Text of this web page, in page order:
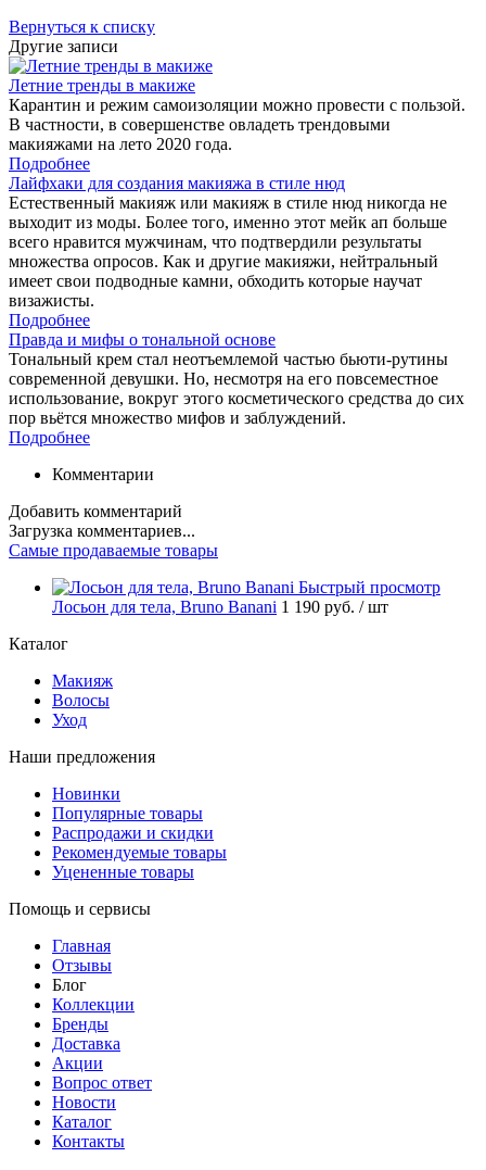
Вернуться к списку
Другие записи
Летние тренды в макиже
Карантин и режим самоизоляции можно провести с пользой.
В частности, в совершенстве овладеть трендовыми
макияжами на лето 2020 года.
Подробнее
Лайфхаки для создания макияжа в стиле нюд
Естественный макияж или макияж в стиле нюд никогда не
выходит из моды. Более того, именно этот мейк ап больше
всего нравится мужчинам, что подтвердили результаты
множества опросов. Как и другие макияжи, нейтральный
имеет свои подводные камни, обходить которые научат
визажисты.
Подробнее
Правда и мифы о тональной основе
Тональный крем стал неотъемлемой частью бьюти-рутины
современной девушки. Но, несмотря на его повсеместное
использование, вокруг этого косметического средства до сих
пор вьётся множество мифов и заблуждений.
Подробнее
Комментарии
Добавить комментарий
Загрузка комментариев...
Самые продаваемые товары
Быстрый просмотр
Лосьон для тела, Bruno Banani 1 190 руб. / шт
Каталог
Макияж
Волосы
Уход
Наши предложения
Новинки
Популярные товары
Распродажи и скидки
Рекомендуемые товары
Уцененные товары
Помощь и сервисы
Главная
Отзывы
Блог
Коллекции
Бренды
Доставка
Акции
Вопрос ответ
Новости
Каталог
Контакты